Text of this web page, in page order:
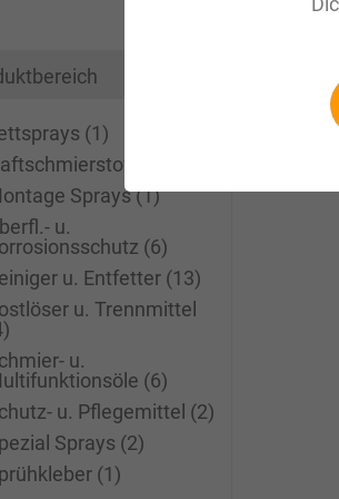
1
Sprays 1
u.
6
u. Entfetter 13
u. Trennmittel
u.
6
u. Pflegemittel 2
Sprays 2
1
Anzeigen